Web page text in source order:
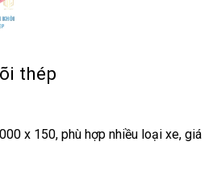
thép
x 150, phù hợp nhiều loại xe, giá